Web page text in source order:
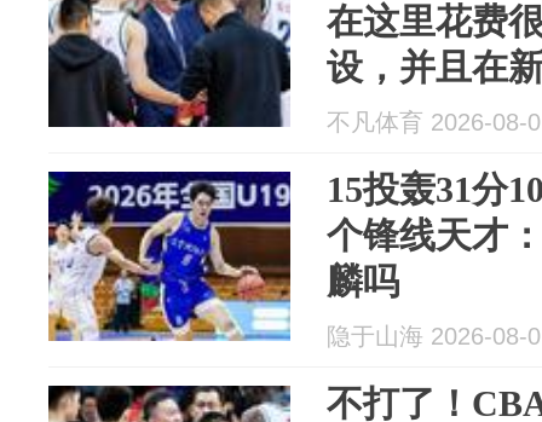
在这里花费
设，并且在
势呢？
不凡体育 2026-08-
15投轰31分
个锋线天才
麟吗
隐于山海 2026-08-
不打了！